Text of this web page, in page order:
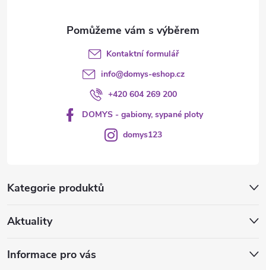
Kategorie produktů
Aktuality
Informace pro vás
Kontaktní formulář
info@domys-eshop.cz
+420 604 269 200
DOMYS - gabiony, sypané ploty
domys123